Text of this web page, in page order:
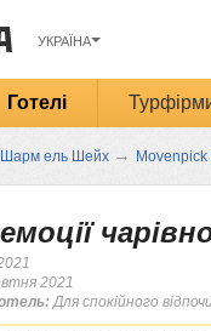
УКРАЇНА
Готелі
Шарм ель Шейх →
2021
Для спокійного